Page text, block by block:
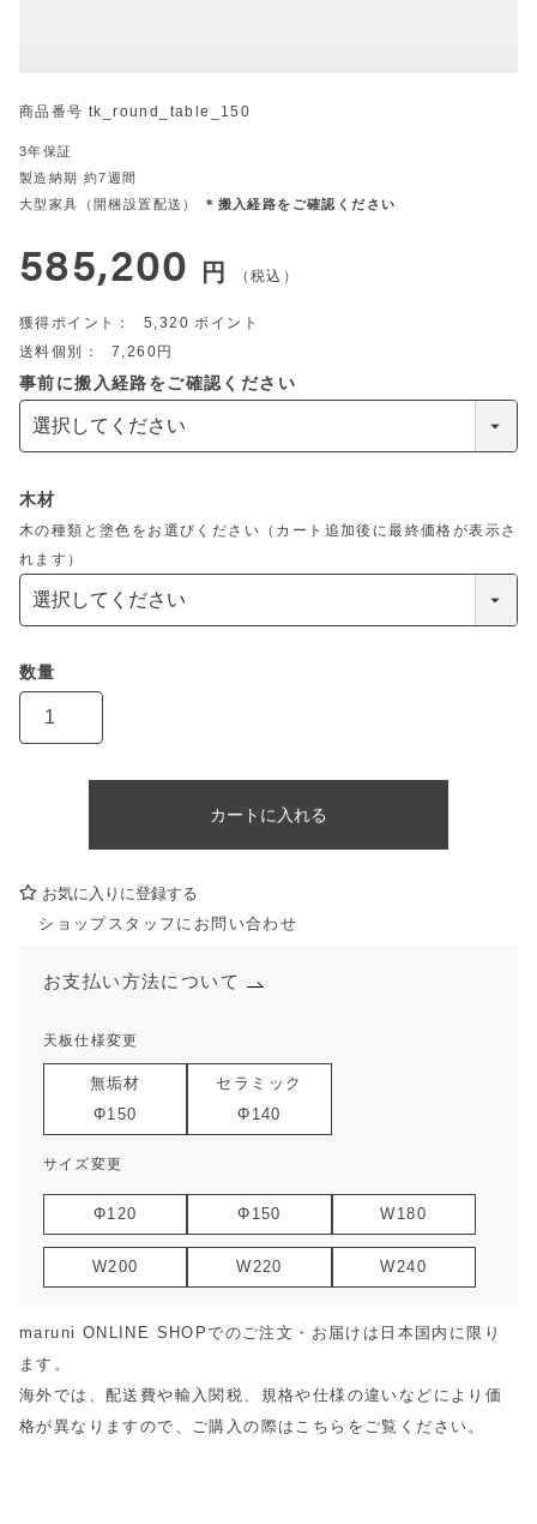
商品番号 tk_round_table_150
3年保証
製造納期 約7週間
大型家具（開梱設置配送）
＊搬入経路をご確認ください
585,200 税込
5,320
7,260
事前に搬入経路をご確認ください
木材
木の種類と塗色をお選びください（カート追加後に最終価格が表示さ
れます）
お気に入りに登録する
カートに入れる
ショップスタッフにお問い合わせ
天板仕様変更
無垢材
Φ150
セラミック
Φ140
サイズ変更
Φ120 Φ150 W180
W200 W220 W240
お支払い方法について
maruni ONLINE SHOPでのご注文・お届けは日本国内に限り
ます。
海外では、配送費や輸入関税、規格や仕様の違いなどにより価
格が異なりますので、ご購入の際は こちら をご覧ください。